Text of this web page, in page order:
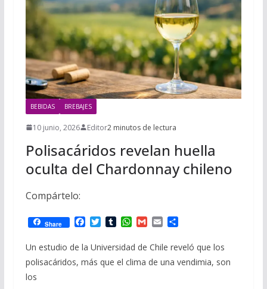
BEBIDAS BREBAJES
10 junio, 2026 Editor2 minutos de lectura
Polisacáridos revelan huella
oculta del Chardonnay chileno
Compártelo:
Share
F
c
e
b
T
i
t
t
T
m
b
l
W
a
t
s
G
a
l
E
a
i
l
C
m
p
a
Un estudio de la Universidad de Chile reveló que los
polisacáridos, más que el clima de una vendimia, son
los